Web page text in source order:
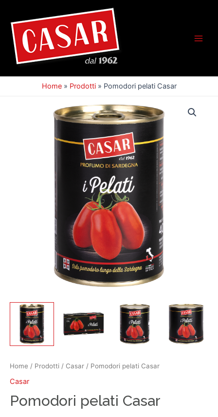
Home» Prodotti» Pomodori pelati Casar
Home / Prodotti / Casar / Pomodori pelati Casar
Casar
Pomodori pelati Casar